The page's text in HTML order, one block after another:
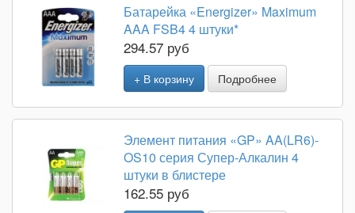
Батарейка «Energizer» Maximum
AAA FSB4 4 штуки*
294.57 руб
+ В корзину Подробнее
Элемент питания «GP» AA(LR6)-
OS10 серия Супер-Алкалин 4
штуки в блистере
162.55 руб